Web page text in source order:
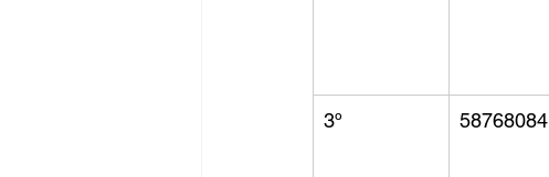
3º 58768084